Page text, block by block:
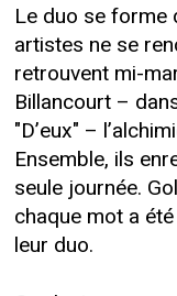
Le duo se forme
artistes ne se
retrouvent mi-
Billancourt –
"D’eux" –
Ensemble, ils
seule journée.
chaque mot a
leur duo.